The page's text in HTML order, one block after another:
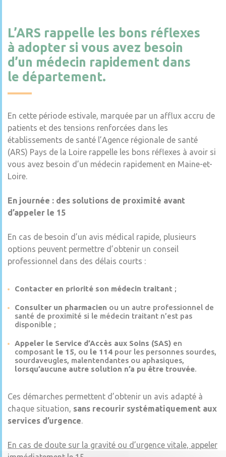
L’ARS rappelle les bons réflexes
à adopter si vous avez besoin
d’un médecin rapidement dans
le département.
En cette période estivale, marquée par un afflux accru de
patients et des tensions renforcées dans les
établissements de santé l’Agence régionale de santé
(ARS) Pays de la Loire rappelle les bons réflexes à avoir si
vous avez besoin d’un médecin rapidement en Maine-et-
Loire.
En journée : des solutions de proximité avant
d’appeler le 15
En cas de besoin d’un avis médical rapide, plusieurs
options peuvent permettre d’obtenir un conseil
professionnel dans des délais courts :
Contacter en priorité son médecin traitant ;
Consulter un pharmacien ou un autre professionnel de
santé de proximité si le médecin traitant n’est pas
disponible ;
Appeler le Service d’Accès aux Soins (SAS) en
composant le 15, ou le 114 pour les personnes sourdes,
sourdaveugles, malentendantes ou aphasiques,
lorsqu’aucune autre solution n’a pu être trouvée.
Ces démarches permettent d’obtenir un avis adapté à
chaque situation, sans recourir systématiquement aux
services d’urgence.
En cas de doute sur la gravité ou d’urgence vitale, appeler